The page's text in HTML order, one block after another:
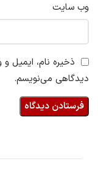
وب‌ سایت
ذخیره نام، ایمیل
دیدگاهی می‌نویسم.